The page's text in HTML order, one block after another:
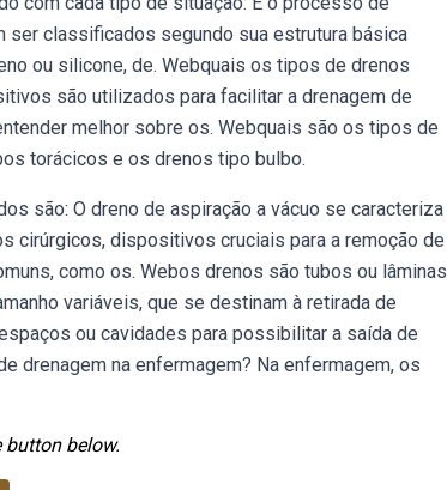
ser classificados segundo sua estrutura básica
ou silicone, de. Webquais os tipos de drenos
são utilizados para facilitar a drenagem de
melhor sobre os. Webquais são os tipos de
torácicos e os drenos tipo bulbo.
são: O dreno de aspiração a vácuo se caracteriza
cirúrgicos, dispositivos cruciais para a remoção de
como os. Webos drenos são tubos ou lâminas
variáveis, que se destinam à retirada de
ou cavidades para possibilitar a saída de
drenagem na enfermagem? Na enfermagem, os
below.